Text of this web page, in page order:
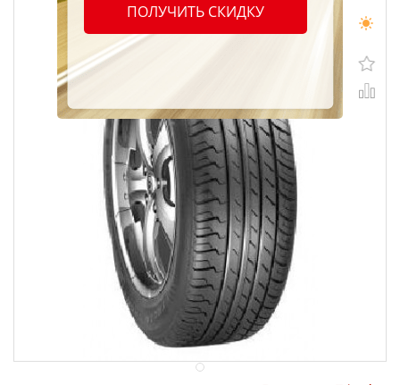
ПОЛУЧИТЬ СКИДКУ